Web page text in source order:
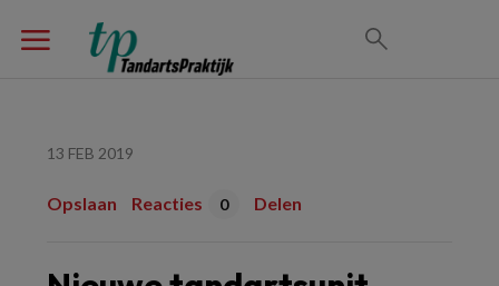
13 FEB 2019
Opslaan Reacties 0 Delen